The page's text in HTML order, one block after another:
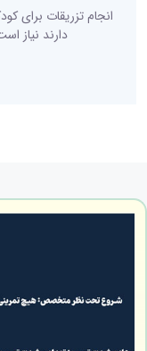
انجام تزریقات برای
دارند نیاز